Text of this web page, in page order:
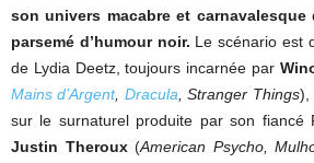
son univers macabre et
parsemé d’humour noir. Le scénario est
de Lydia Deetz, toujours incarnée par
Mains d’Argent, Dracula, Stranger Things),
sur le surnaturel produite par son fiancé
Justin Theroux(American Psycho,